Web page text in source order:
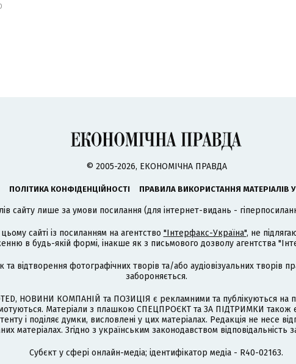
© 2005-2026, ЕКОНОМІЧНА ПРАВДА
ПОЛІТИКА КОНФІДЕНЦІЙНОСТІ ПРАВИЛА ВИКОРИСТАННЯ МАТЕРІАЛІВ
сайту лише за умови посилання (для інтернет-видань -
сайті із посиланням на агентство "Інтерфакс-Україна", не
в будь-якій формі, інакше як з письмового дозволу агентства
відтворення фотографічних творів та/або аудіовізуальних творів
забороняється.
НОВИНИ КОМПАНІЙ та ПОЗИЦІЯ є рекламними та публікуються на
Матеріали з плашкою СПЕЦПРОЄКТ та ЗА ПІДТРИМКИ також
і поділяє думки, висловлені у цих матеріалах. Редакція не несе
матеріалах. Згідно з українським законодавством
Cубєкт у сфері онлайн-медіа; ідентифікатор медіа - R40-02163.